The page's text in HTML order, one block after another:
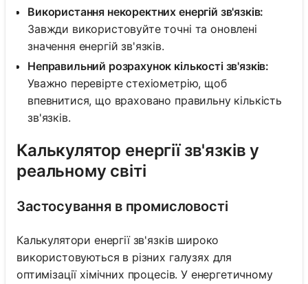
Використання некоректних енергій зв'язків:
Завжди використовуйте точні та оновлені
значення енергій зв'язків.
Неправильний розрахунок кількості зв'язків:
Уважно перевірте стехіометрію, щоб
впевнитися, що враховано правильну кількість
зв'язків.
Калькулятор енергії зв'язків у
реальному світі
Застосування в промисловості
Калькулятори енергії зв'язків широко
використовуються в різних галузях для
оптимізації хімічних процесів. У енергетичному